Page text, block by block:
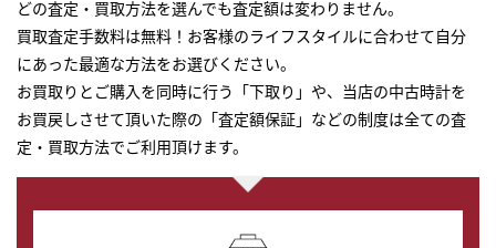
どの査定・買取方法を選んでも査定額は変わりません。
買取査定手数料は無料！お客様のライフスタイルに合わせて自分
にあった最適な方法をお選びください。
お買取りとご購入を同時に行う「下取り」や、当店の中古時計を
お買戻しさせて頂いた際の「査定額保証」などの制度は全ての査
定・買取方法でご利用頂けます。